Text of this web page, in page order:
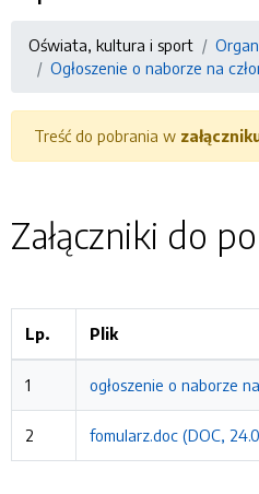
Oświata, kultura i sport
Ogłoszenie o naborze na
Treść do pobrania w
Załączniki do
Lp. Plik
1 ogłoszenie o naborze
2 fomularz.doc (DOC,